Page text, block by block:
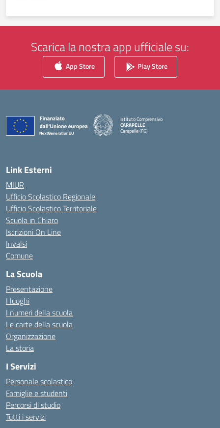
Scarica la nostra app ufficiale su:
App Store Play Store
Istituto Comprensivo
CARAPELLE
Carapelle (FG)
— Visita la pagina iniziale della scuola
Link Esterni
MIUR
Ufficio Scolastico Regionale
Ufficio Scolastico Territoriale
Scuola in Chiaro
Iscrizioni On Line
Invalsi
Comune
La Scuola
Presentazione
I luoghi
I numeri della scuola
Le carte della scuola
Organizzazione
La storia
I Servizi
Personale scolastico
Famiglie e studenti
Percorsi di studio
Tutti i servizi